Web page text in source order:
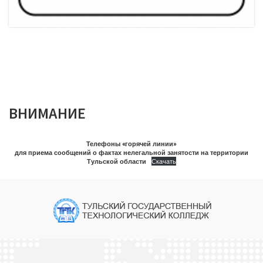
ВНИМАНИЕ
Телефоны «горячей линии»
для приема сообщений о фактах нелегальной занятости на территории
Тульской области
Скачать